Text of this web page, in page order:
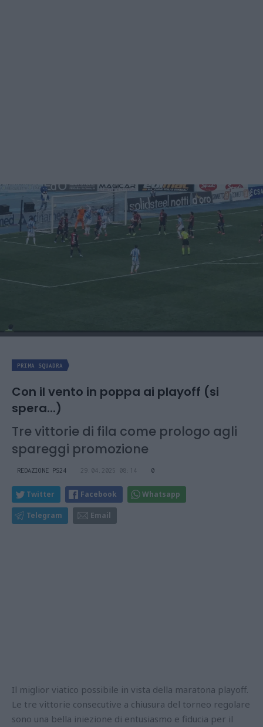
PRIMA SQUADRA
Con il vento in poppa ai playoff (si
spera...)
Tre vittorie di fila come prologo agli
spareggi promozione
REDAZIONE PS24 29.04.2025 08:14 0
Twitter Facebook Whatsapp
Telegram Email
Il miglior viatico possibile in vista della maratona playoff.
Le tre vittorie consecutive a chiusura del torneo regolare
sono una bella iniezione di entusiasmo e fiducia per il